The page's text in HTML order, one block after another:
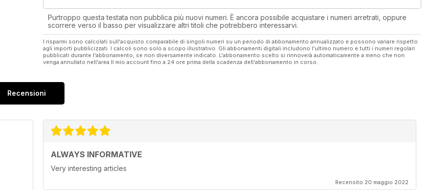
Purtroppo questa testata non pubblica più nuovi numeri. È ancora possibile acquistare i numeri arretrati, oppure
scorrere verso il basso per visualizzare altri titoli che potrebbero interessarvi.
I risparmi sono calcolati sull'acquisto comparabile di singoli numeri su un periodo di abbonamento annualizzato e possono variare rispetto
agli importi pubblicizzati. I calcoli sono solo a scopo illustrativo. Gli abbonamenti digitali includono l'ultimo numero e tutti i numeri regolari
pubblicati durante l'abbonamento, se non diversamente indicato. L'abbonamento scelto si rinnoverà automaticamente a meno che non
venga annullato nell'area Il mio account fino a 24 ore prima della scadenza dell'abbonamento in corso.
Recensioni
ALWAYS INFORMATIVE
Very interesting articles
Recensito 20 maggio 2022